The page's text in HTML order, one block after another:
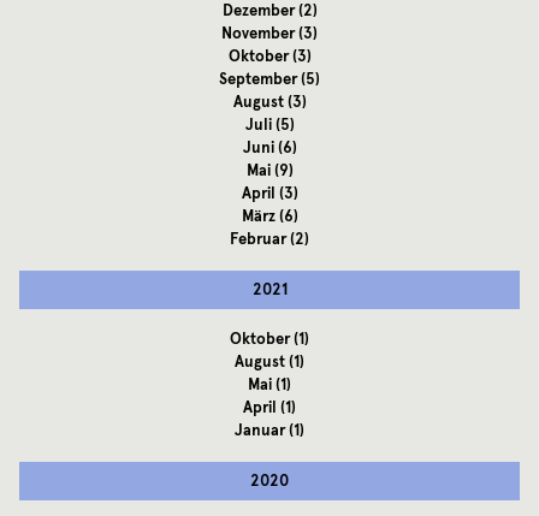
Dezember(2)
November(3)
Oktober(3)
September(5)
August(3)
Juli(5)
Juni(6)
Mai(9)
April (3)
März(6)
Februar(2)
2021
Oktober(1)
August(1)
Mai(1)
April (1)
Januar(1)
2020